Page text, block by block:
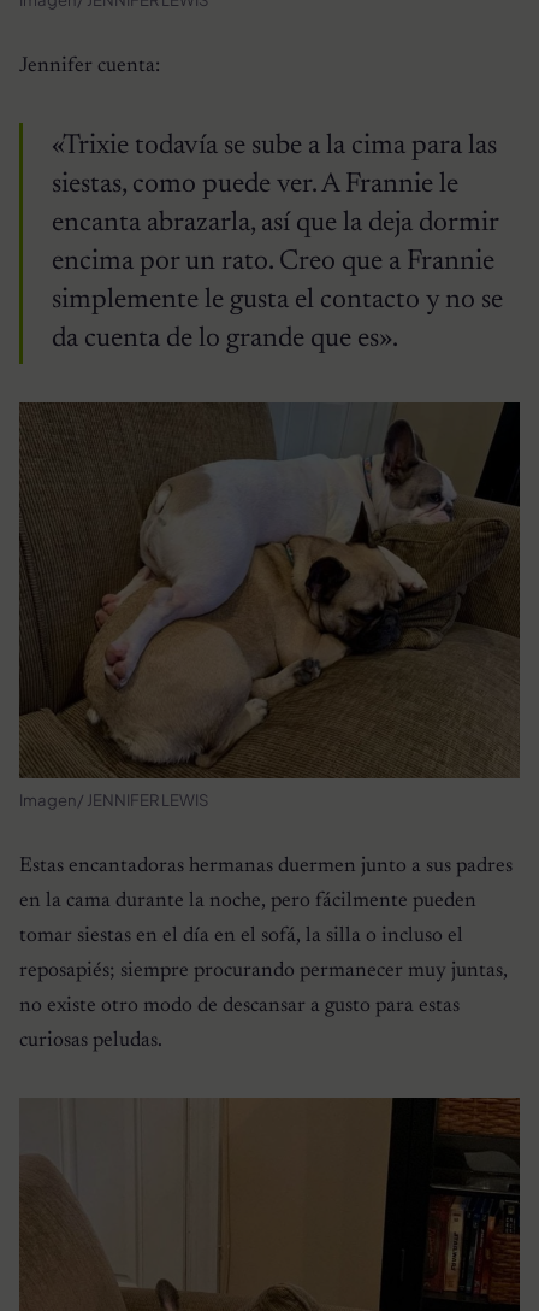
Jennifer cuenta:
«Trixie todavía se sube a la cima para las
siestas, como puede ver. A Frannie le
encanta abrazarla, así que la deja dormir
encima por un rato. Creo que a Frannie
simplemente le gusta el contacto y no se
da cuenta de lo grande que es».
Imagen/ JENNIFER LEWIS
Estas encantadoras hermanas duermen junto a sus padres
en la cama durante la noche, pero fácilmente pueden
tomar siestas en el día en el sofá, la silla o incluso el
reposapiés; siempre procurando permanecer muy juntas,
no existe otro modo de descansar a gusto para estas
curiosas peludas.